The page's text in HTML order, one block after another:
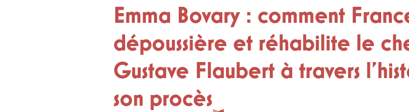
Emma Bovary : comment
dépoussière et réhabilite le
Gustave Flaubert à travers
son procès